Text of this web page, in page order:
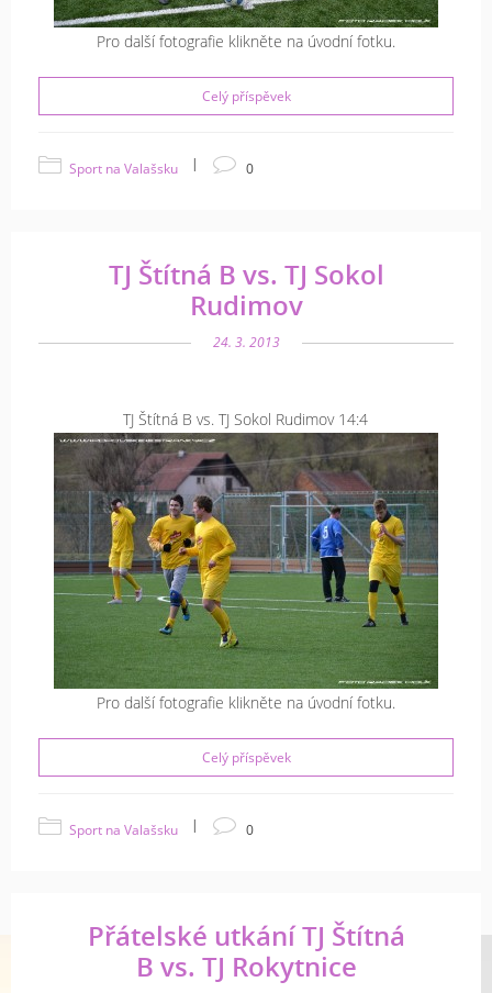
Pro další fotografie klikněte na úvodní fotku.
Celý příspěvek
Sport na Valašsku | 0
TJ Štítná B vs. TJ Sokol
Rudimov
24. 3. 2013
TJ Štítná B vs. TJ Sokol Rudimov 14:4
Pro další fotografie klikněte na úvodní fotku.
Celý příspěvek
Sport na Valašsku | 0
Přátelské utkání TJ Štítná
B vs. TJ Rokytnice